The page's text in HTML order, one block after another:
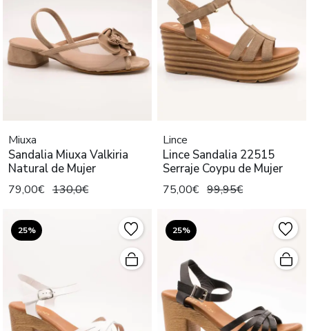
Miuxa
Sandalia Miuxa Valkiria
Natural de Mujer
79,00€ 130,0€
Lince
Lince Sandalia 22515
Serraje Coypu de Mujer
75,00€ 99,95€
25% 25%